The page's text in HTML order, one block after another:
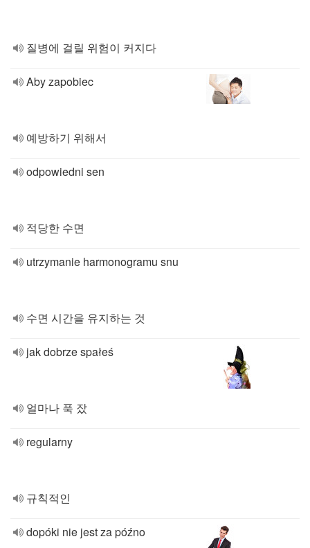
질병에 걸릴 위험이 커지다
Aby zapobiec
예방하기 위해서
odpowiedni sen
적당한 수면
utrzymanie harmonogramu snu
수면 시간을 유지하는 것
jak dobrze spałeś
얼마나 푹 잤
regularny
규칙적인
dopóki nie jest za późno